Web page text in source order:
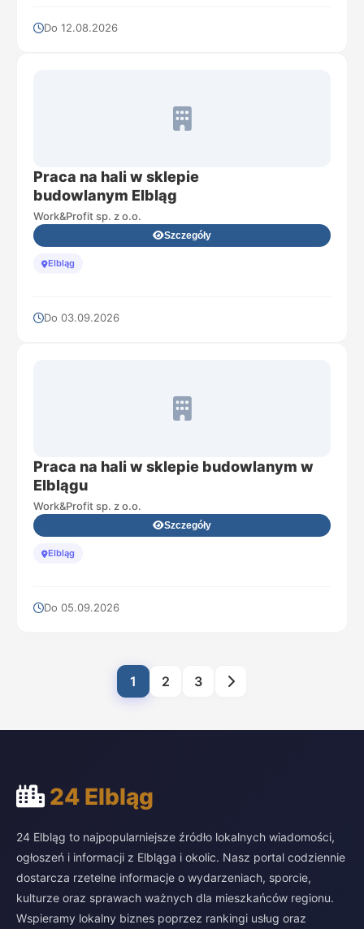
Do 12.08.2026
Praca na hali w sklepie
budowlanym Elbląg
Work&Profit sp. z o.o.
Szczegóły
Elbląg
Do 03.09.2026
Praca na hali w sklepie budowlanym w
Elblągu
Work&Profit sp. z o.o.
Szczegóły
Elbląg
Do 05.09.2026
1 2 3
24 Elbląg
24 Elbląg to najpopularniejsze źródło lokalnych wiadomości,
ogłoszeń i informacji z Elbląga i okolic. Nasz portal codziennie
dostarcza rzetelne informacje o wydarzeniach, sporcie,
kulturze oraz sprawach ważnych dla mieszkańców regionu.
Wspieramy lokalny biznes poprzez rankingi usług oraz